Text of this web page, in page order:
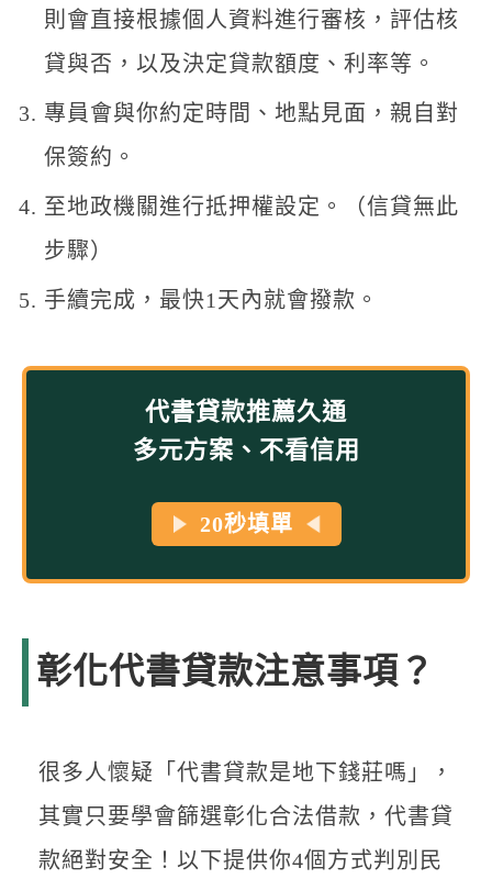
則會直接根據個人資料進行審核，評估核
貸與否，以及決定貸款額度、利率等。
專員會與你約定時間、地點見面，親自對
保簽約。
至地政機關進行抵押權設定。（信貸無此
步驟）
手續完成，最快1天內就會撥款。
代書貸款推薦久通
多元方案、不看信用
20秒填單
彰化代書貸款注意事項？
很多人懷疑「代書貸款是地下錢莊嗎」，
其實只要學會篩選彰化合法借款，代書貸
款絕對安全！以下提供你4個方式判別民